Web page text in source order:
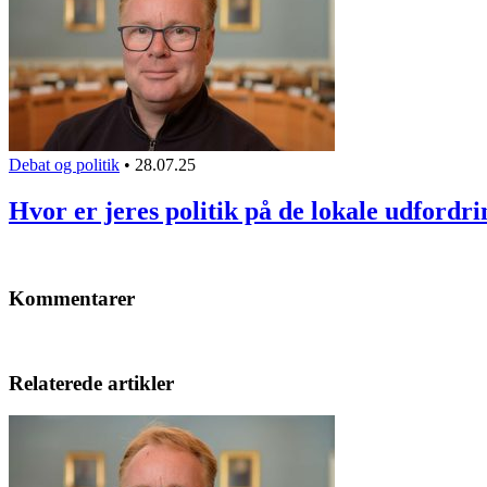
Debat og politik • 28.07.25
Hvor er jeres politik på de lokale
Kommentarer
Relaterede artikler